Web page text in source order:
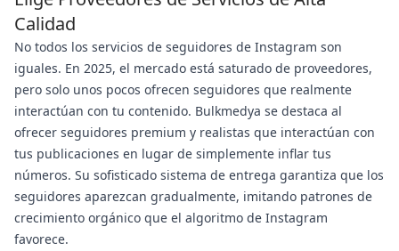
Calidad
No todos los servicios de seguidores de Instagram son
iguales. En 2025, el mercado está saturado de proveedores,
pero solo unos pocos ofrecen seguidores que realmente
interactúan con tu contenido. Bulkmedya se destaca al
ofrecer seguidores premium y realistas que interactúan con
tus publicaciones en lugar de simplemente inflar tus
números. Su sofisticado sistema de entrega garantiza que los
seguidores aparezcan gradualmente, imitando patrones de
crecimiento orgánico que el algoritmo de Instagram
favorece.